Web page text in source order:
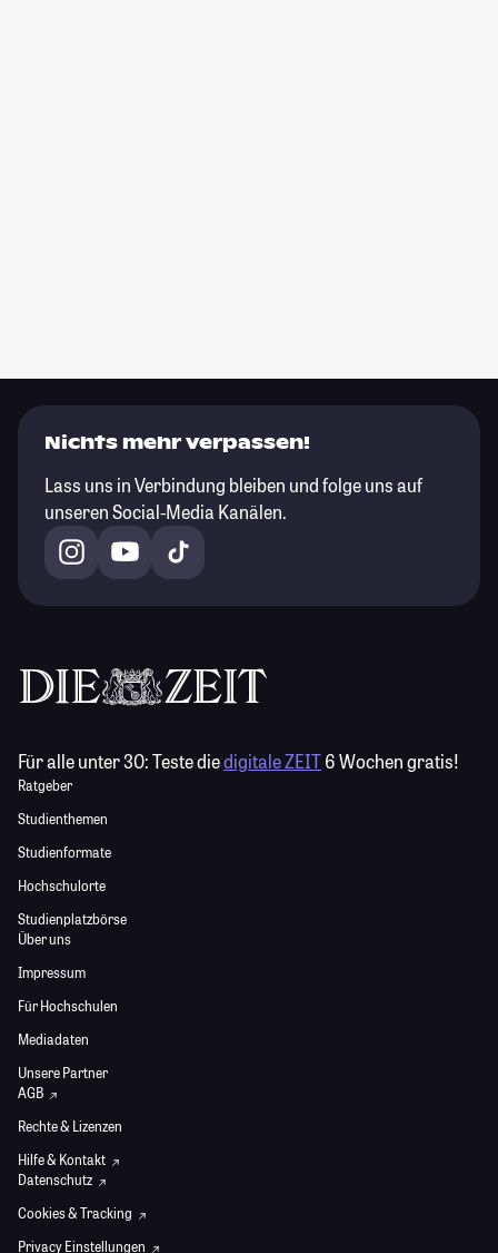
Nichts mehr verpassen!
Lass uns in Verbindung bleiben und folge uns auf
unseren Social-Media Kanälen.
Für alle unter 30:Teste diedigitale ZEIT6 Wochen gratis!
Ratgeber
Studienthemen
Studienformate
Hochschulorte
Studienplatzbörse
Über uns
Impressum
Für Hochschulen
Mediadaten
Unsere Partner
AGB
Rechte & Lizenzen
Hilfe & Kontakt
Datenschutz
Cookies & Tracking
Privacy Einstellungen